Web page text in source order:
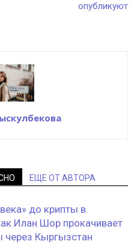
опубликуют
ЕЩЕ ОТ АВТОРА
до крипты в
Илан Шор прокачивает
через Кыргызстан